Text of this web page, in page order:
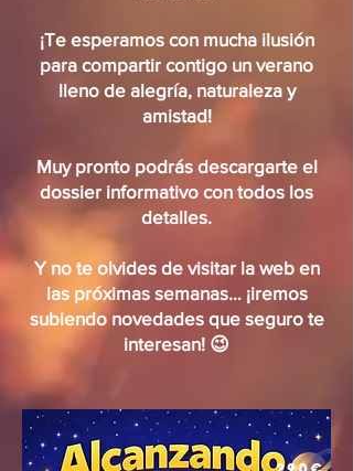
¡Te esperamos con mucha ilusión
para compartir contigo un verano
lleno de alegría, naturaleza y
amistad!
Muy pronto podrás descargarte el
dossier informativo con todos los
detalles.
Y no te olvides de visitar la web en
las próximas semanas… ¡iremos
subiendo novedades que seguro te
interesan! 😉